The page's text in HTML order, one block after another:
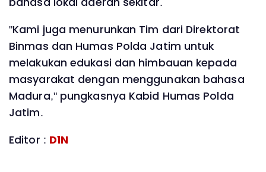
"Kami juga menurunkan Tim dari Direktorat
Binmas dan Humas Polda Jatim untuk
melakukan edukasi dan himbauan kepada
masyarakat dengan menggunakan bahasa
Madura," pungkasnya Kabid Humas Polda
Jatim.
Editor : D1N